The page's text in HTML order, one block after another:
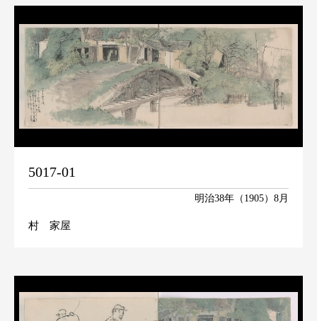
5017-01
明治38年（1905）8月
村 家屋